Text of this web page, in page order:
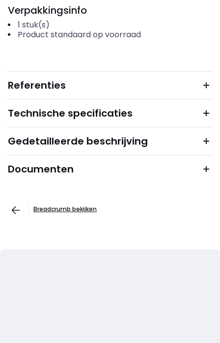
Verpakkingsinfo
1 stuk(s)
Product standaard op voorraad
Referenties
Technische specificaties
Gedetailleerde beschrijving
Documenten
Breadcrumb bekijken